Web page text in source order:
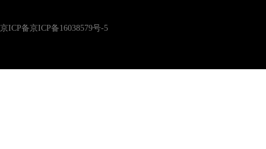
京ICP备京ICP备16038579号-5